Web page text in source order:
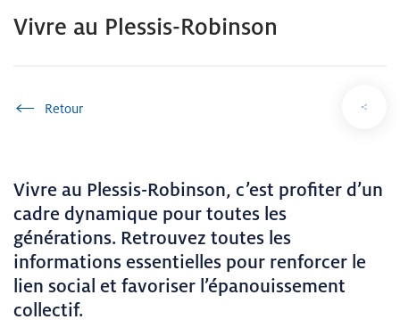
Vivre au Plessis-Robinson
Accueil
Vivre au Plessis-Robinson, c’est profiter d’un
cadre dynamique pour toutes les
générations. Retrouvez toutes les
informations essentielles pour renforcer le
lien social et favoriser l’épanouissement
collectif.